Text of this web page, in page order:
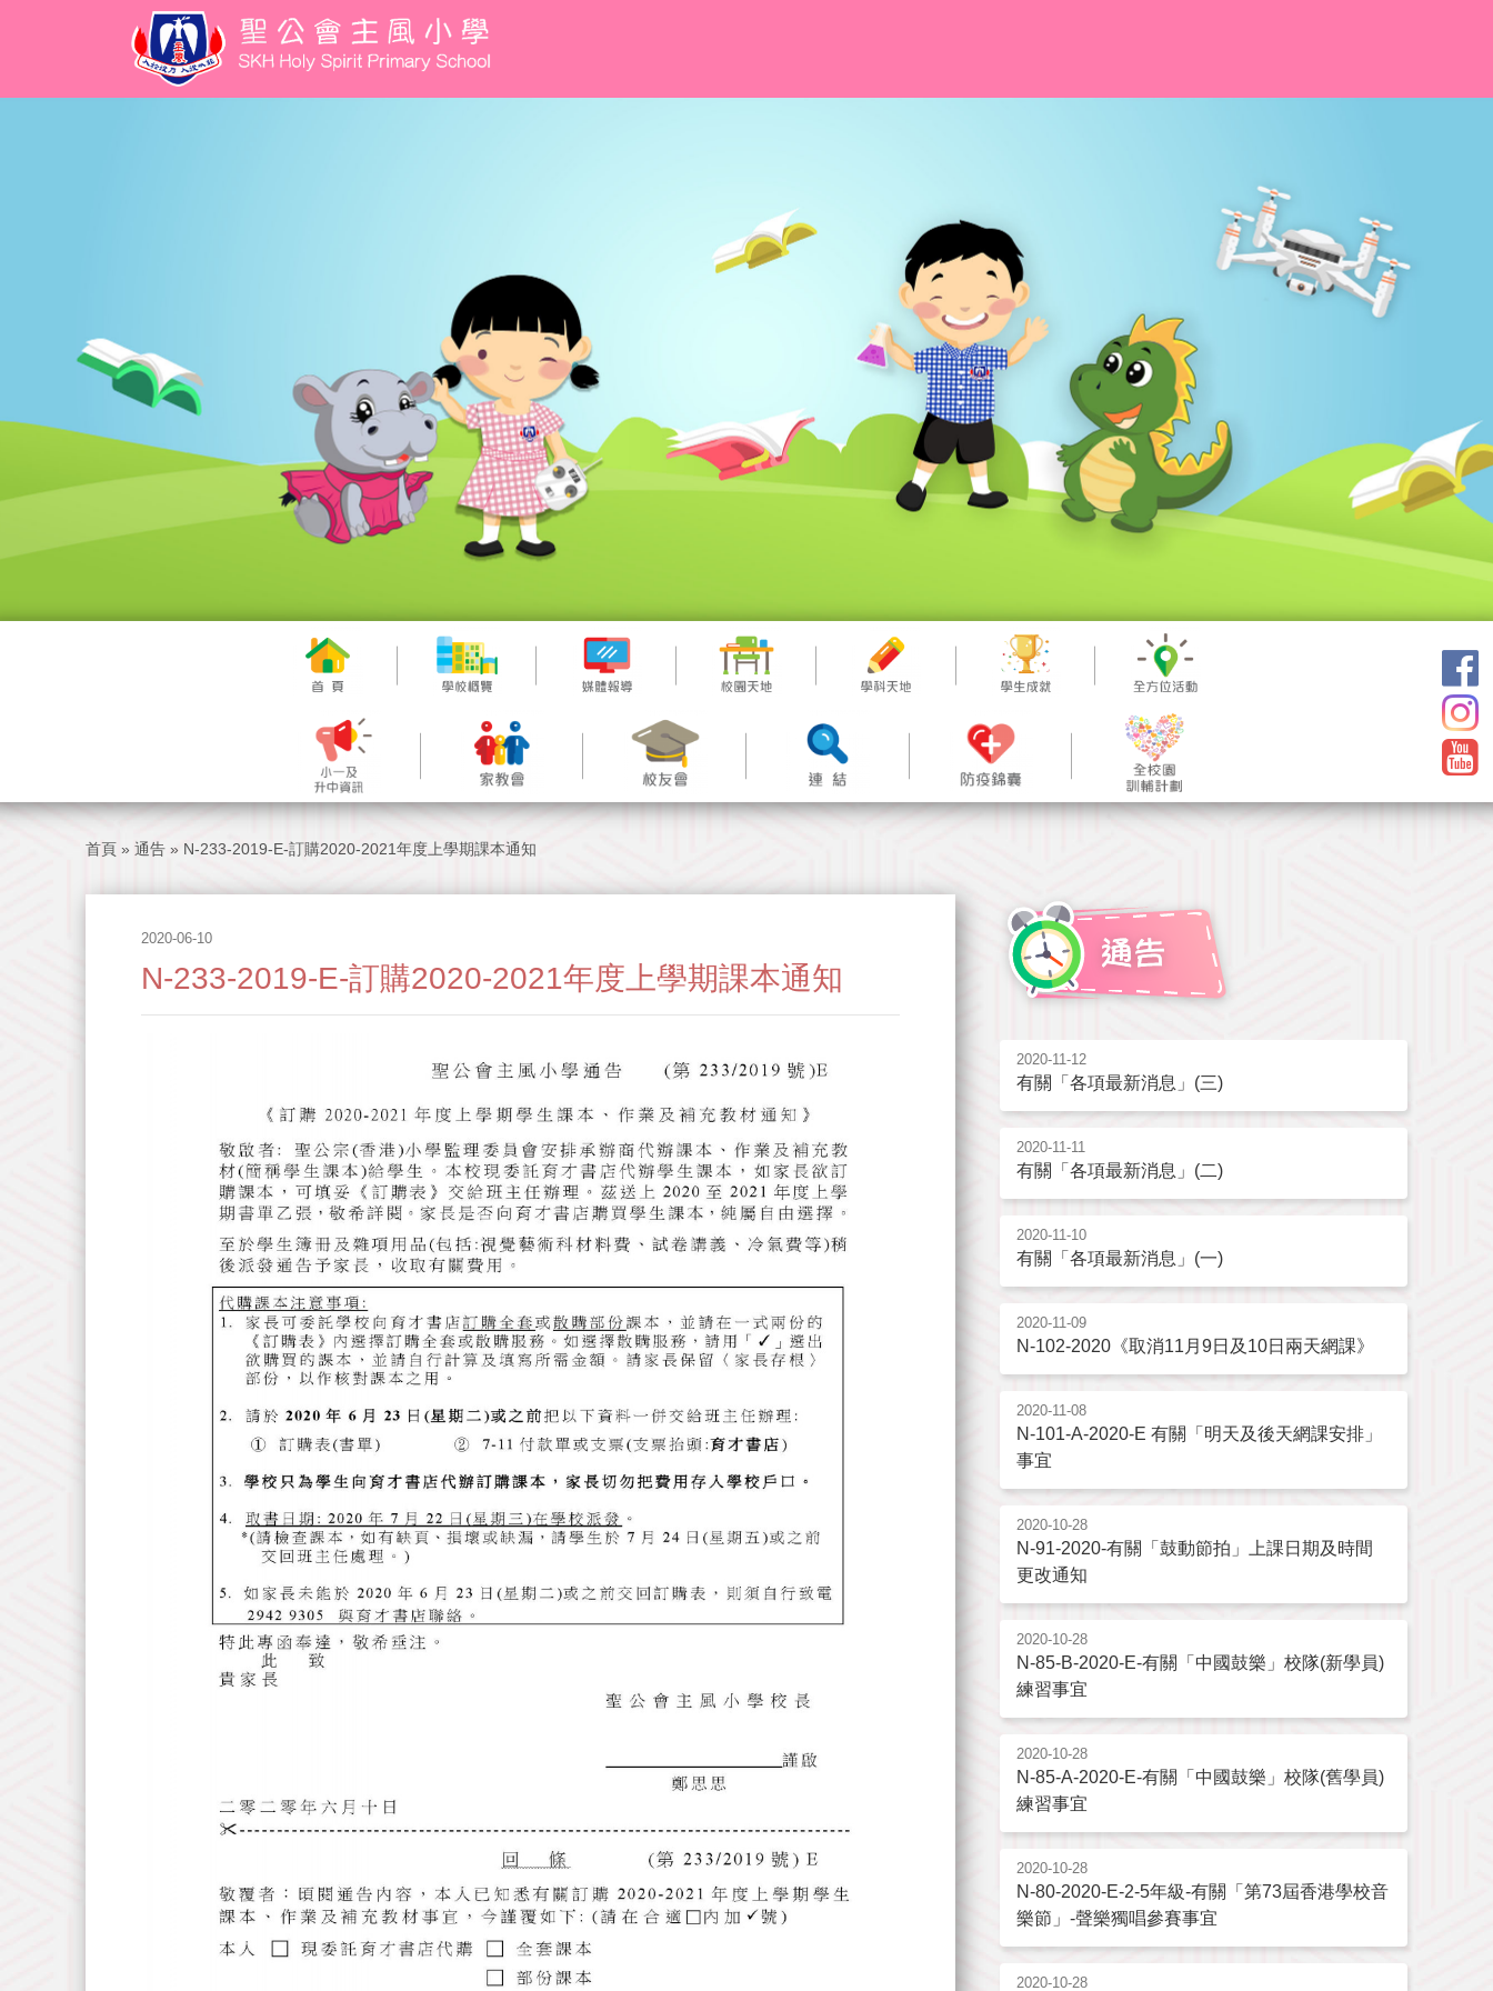
首頁 » 通告 » N-233-2019-E-訂購2020-2021年度上學期課本通知
2020-06-10
N-233-2019-E-訂購2020-2021年度上學期課本通知
2020-11-12
有關「各項最新消息」(三)
2020-11-11
有關「各項最新消息」(二)
2020-11-10
有關「各項最新消息」(一)
2020-11-09
N-102-2020《取消11月9日及10日兩天網課》
2020-11-08
N-101-A-2020-E 有關「明天及後天網課安排」
事宜
2020-10-28
N-91-2020-有關「鼓動節拍」上課日期及時間
更改通知
2020-10-28
N-85-B-2020-E-有關「中國鼓樂」校隊(新學員)
練習事宜
2020-10-28
N-85-A-2020-E-有關「中國鼓樂」校隊(舊學員)
練習事宜
2020-10-28
N-80-2020-E-2-5年級-有關「第73屆香港學校音
樂節」-聲樂獨唱參賽事宜
2020-10-28